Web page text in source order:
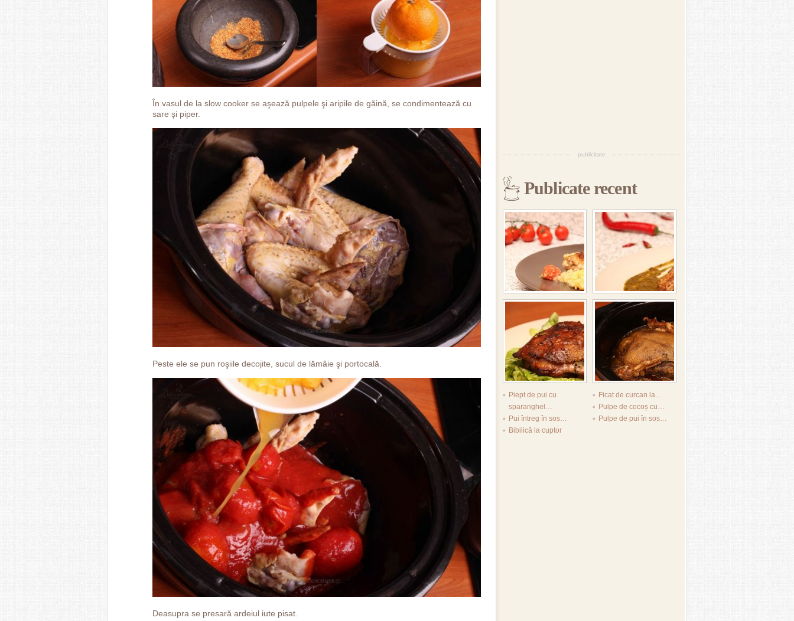
În vasul de la slow cooker se aşează pulpele şi aripile de găină, se condimentează cu
sare şi piper.
Peste ele se pun roşiile decojite, sucul de lămâie şi portocală.
Deasupra se presară ardeiul iute pisat.
publicitate
Publicate recent
Piept de pui cu
sparanghel…
Ficat de curcan la…
Pulpe de cocoș cu…
Pui întreg în sos…
Pulpe de pui în sos…
Bibilică la cuptor